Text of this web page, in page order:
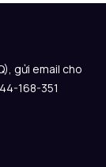
gửi email cho
168-351